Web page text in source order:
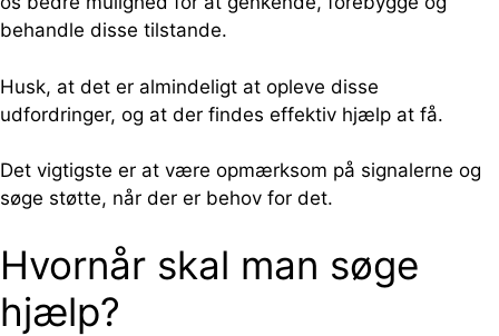
behandle disse tilstande.
Husk, at det er almindeligt at opleve disse
udfordringer, og at der findes effektiv hjælp at få.
Det vigtigste er at være opmærksom på signalerne og
søge støtte, når der er behov for det.
Hvornår skal man søge
hjælp?